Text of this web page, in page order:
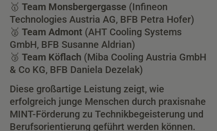
🥇 Team Monsbergergasse (Infineon
Technologies Austria AG, BFB Petra Hofer)
🥈 Team Admont (AHT Cooling Systems
GmbH, BFB Susanne Aldrian)
🥉 Team Köflach (Miba Cooling Austria GmbH
& Co KG, BFB Daniela Dezelak)
Diese großartige Leistung zeigt, wie
erfolgreich junge Menschen durch praxisnahe
MINT-Förderung zu Technikbegeisterung und
Berufsorientierung geführt werden können.